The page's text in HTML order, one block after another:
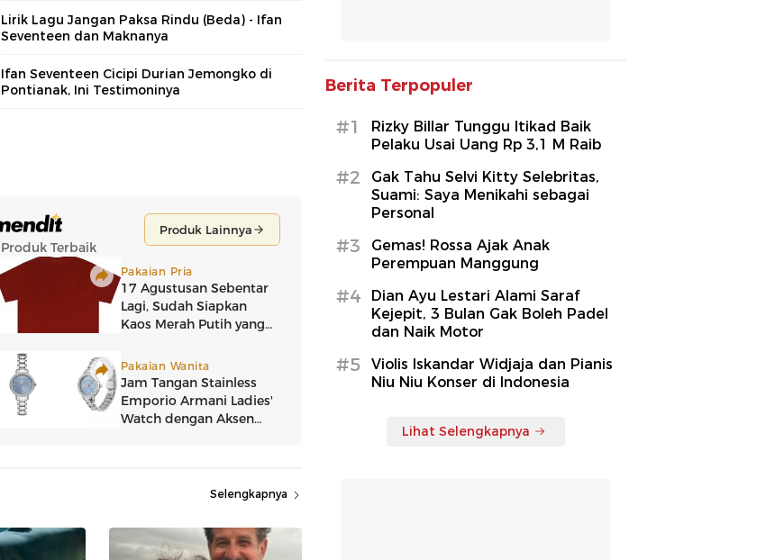
Lirik Lagu Jangan Paksa Rindu (Beda) - Ifan
Seventeen dan Maknanya
Ifan Seventeen Cicipi Durian Jemongko di
Pontianak, Ini Testimoninya
Selengkapnya
Berita Terpopuler
#1
Rizky Billar Tunggu Itikad Baik
Pelaku Usai Uang Rp 3,1 M Raib
#2
Gak Tahu Selvi Kitty Selebritas,
Suami: Saya Menikahi sebagai
Personal
#3
Gemas! Rossa Ajak Anak
Perempuan Manggung
#4
Dian Ayu Lestari Alami Saraf
Kejepit, 3 Bulan Gak Boleh Padel
dan Naik Motor
#5
Violis Iskandar Widjaja dan Pianis
Niu Niu Konser di Indonesia
Lihat Selengkapnya